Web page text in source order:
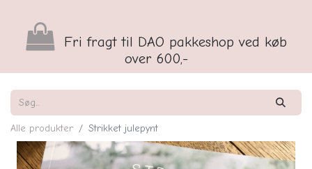
Fri fragt til DAO pakkeshop ved køb
over 600,-
Alle produkter Strikket julepynt